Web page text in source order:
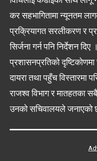
कर सहभागितामा न्यूनतम
प्रक्रियागत सरलीकरण र
सिर्जना गर्न पनि निर्देशन
प्रशासनप्रतिको
दायरा तथा पहुँच विस्तारमा
राजश्व विभाग र मातहतका
उनको सचिवालयले जनाएको